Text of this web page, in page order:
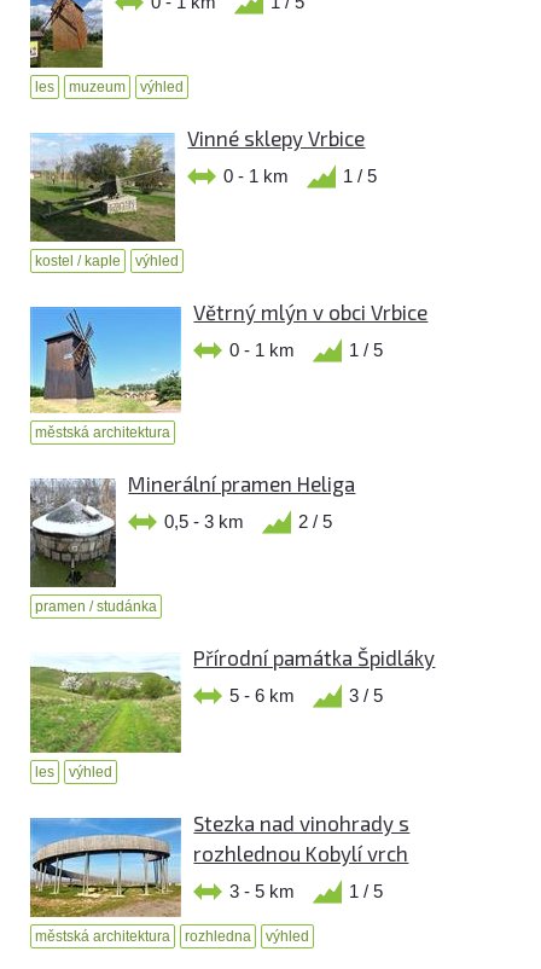
les muzeum výhled
Vinné sklepy Vrbice
0 - 1 km 1 / 5
kostel / kaple výhled
Větrný mlýn v obci Vrbice
0 - 1 km 1 / 5
městská architektura
Minerální pramen Heliga
0,5 - 3 km 2 / 5
pramen / studánka
Přírodní památka Špidláky
5 - 6 km 3 / 5
les výhled
Stezka nad vinohrady s
rozhlednou Kobylí vrch
3 - 5 km 1 / 5
městská architektura rozhledna výhled